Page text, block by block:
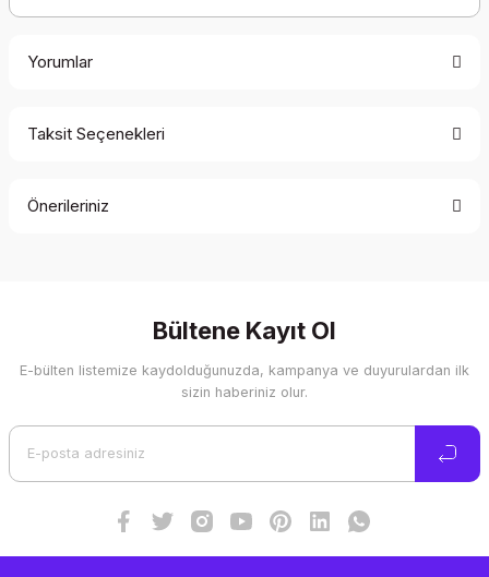
Yorumlar
Taksit Seçenekleri
Önerileriniz
Görüş ve önerileriniz için teşekkür ederiz.
Ürün resmi kalitesiz, bozuk veya görüntülenemiyor.
Bültene Kayıt Ol
E-bülten listemize kaydolduğunuzda, kampanya ve duyurulardan ilk
sizin haberiniz olur.